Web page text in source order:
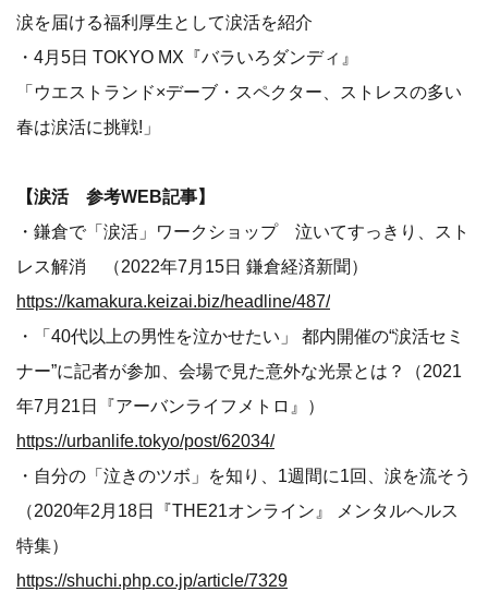
涙を届ける福利厚生として涙活を紹介
・4月5日 TOKYO MX『バラいろダンディ』
「ウエストランド×デーブ・スペクター、ストレスの多い
春は涙活に挑戦!」
【涙活 参考WEB記事】
・鎌倉で「涙活」ワークショップ 泣いてすっきり、スト
レス解消 （2022年7月15日 鎌倉経済新聞）
https://kamakura.keizai.biz/headline/487/
・「40代以上の男性を泣かせたい」 都内開催の“涙活セミ
ナー”に記者が参加、会場で見た意外な光景とは？（2021
年7月21日『アーバンライフメトロ』）
https://urbanlife.tokyo/post/62034/
・自分の「泣きのツボ」を知り、1週間に1回、涙を流そう
（2020年2月18日『THE21オンライン』 メンタルヘルス
特集）
https://shuchi.php.co.jp/article/7329